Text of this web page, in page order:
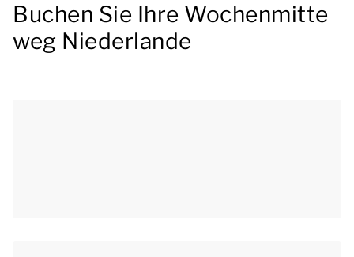
Buchen Sie Ihre Wochenmitte
weg Niederlande